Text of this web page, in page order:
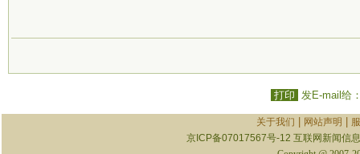
打印 发E-mail给
关于我们 网站声明
京ICP备07017567号-12 互联网新闻信